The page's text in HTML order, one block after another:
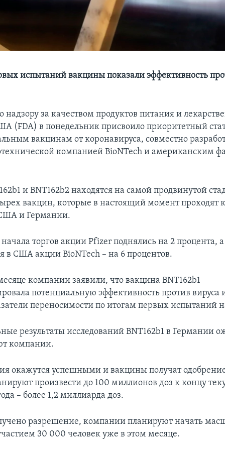
испытаний вакцины показали эффективность
надзору за качеством продуктов питания и
(FDA) в понедельник присвоило приоритетный
вакцинам от коронавируса, совместно
компанией BioNTech и американским
и BNT162b2 находятся на самой продвинутой
вакцин, которые в настоящий момент проходят
и Германии.
торгов акции Pfizer поднялись на 2 процента, а
в США акции BioNTech – на 6 процентов.
компании заявили, что вакцина BNT162b1
потенциальную эффективность против вируса
переносимости по итогам первых испытаний
результаты исследований BNT162b1 в Германии
компании.
окажутся успешными и вакцины получат одобрение
произвести до 100 миллионов доз к концу
– более 1,2 миллиарда доз.
разрешение, компании планируют начать
30 000 человек уже в этом месяце.